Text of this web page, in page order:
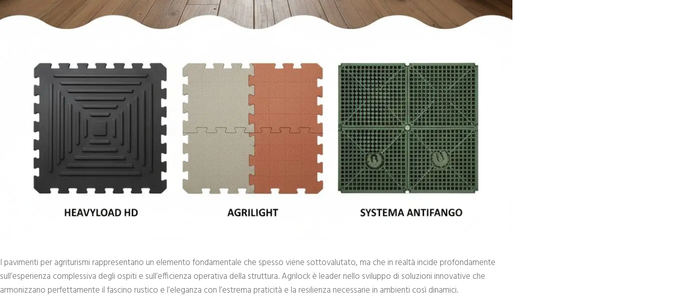
I pavimenti per agriturismi rappresentano un elemento fondamentale che spesso viene sottovalutato, ma che in realtà incide profondamente
sull’esperienza complessiva degli ospiti e sull’efficienza operativa della struttura. Agrilock è leader nello sviluppo di soluzioni innovative che
armonizzano perfettamente il fascino rustico e l’eleganza con l’estrema praticità e la resilienza necessarie in ambienti così dinamici.